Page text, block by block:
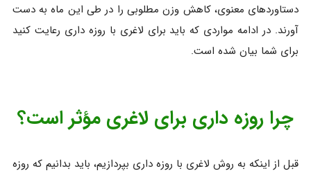
دستاوردهای معنوی، کاهش وزن مطلوبی را در طی این ماه به دست
آورند. در ادامه مواردی که باید برای لاغری با روزه داری رعایت کنید
برای شما بیان شده است.
چرا روزه‌ داری برای لاغری مؤثر است؟
قبل از اینکه به روش لاغری با روزه داری بپردازیم، باید بدانیم که روزه